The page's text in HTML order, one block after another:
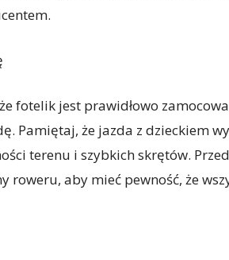
fotelik jest prawidłowo
Pamiętaj, że jazda z dzieckiem
terenu i szybkich skrętów.
roweru, aby mieć pewność, że